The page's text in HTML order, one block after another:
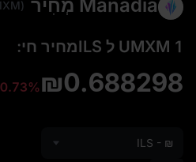
Manadia מְחִיר (UMXM)
1 UMXM ל ILSמחיר חי:
₪0.688298
ILS - ₪